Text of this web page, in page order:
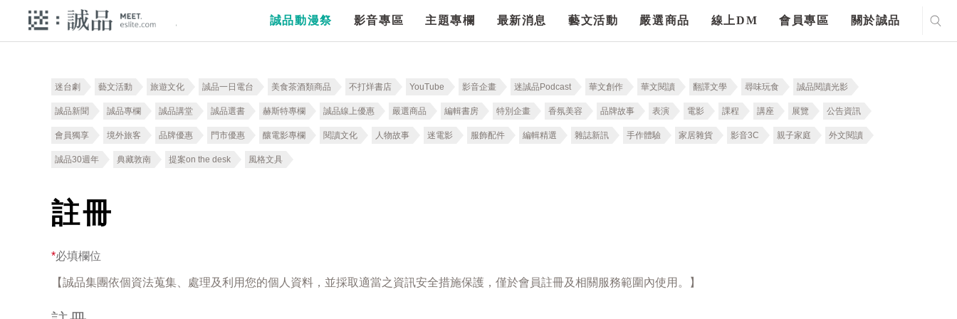
誠品動漫祭 影音專區 主題專欄 最新消息 藝文活動 嚴選商品 線上DM 會員專區 關於誠品
迷台劇 藝文活動 旅遊文化 誠品一日電台 美食茶酒類商品 不打烊書店 YouTube 影音企畫 迷誠品Podcast 華文創作 華文閱讀 翻譯文學 尋味玩食 誠品閱讀光影
誠品新聞 誠品專欄 誠品講堂 誠品選書 赫斯特專欄 誠品線上優惠 嚴選商品 編輯書房 特別企畫 香氛美容 品牌故事 表演 電影 課程 講座 展覽 公告資訊
會員獨享 境外旅客 品牌優惠 門市優惠 釀電影專欄 閱讀文化 人物故事 迷電影 服飾配件 編輯精選 雜誌新訊 手作體驗 家居雜貨 影音3C 親子家庭 外文閱讀
誠品30週年 典藏敦南 提案on the desk 風格文具
註冊
*必填欄位
【誠品集團依個資法蒐集、處理及利用您的個人資料，並採取適當之資訊安全措施保護，僅於會員註冊及相關服務範圍內使用。】